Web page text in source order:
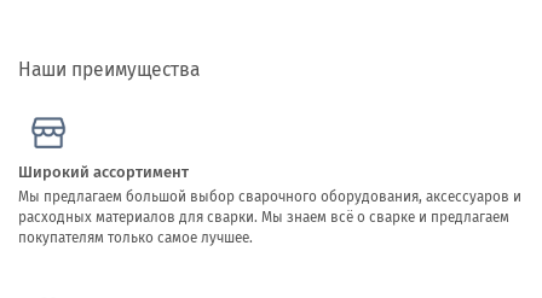
Наши преимущества
Широкий ассортимент
Мы предлагаем большой выбор сварочного оборудования, аксессуаров и
расходных материалов для сварки. Мы знаем всё о сварке и предлагаем
покупателям только самое лучшее.